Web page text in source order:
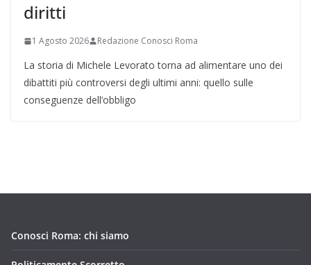
diritti
1 Agosto 2026 Redazione Conosci Roma
La storia di Michele Levorato torna ad alimentare uno dei
dibattiti più controversi degli ultimi anni: quello sulle
conseguenze dell’obbligo
Conosci Roma: chi siamo